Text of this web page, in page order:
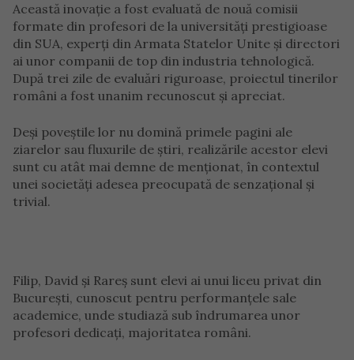
Această inovație a fost evaluată de nouă comisii
formate din profesori de la universități prestigioase
din SUA, experți din Armata Statelor Unite și directori
ai unor companii de top din industria tehnologică.
După trei zile de evaluări riguroase, proiectul tinerilor
români a fost unanim recunoscut și apreciat.
Deși poveștile lor nu domină primele pagini ale
ziarelor sau fluxurile de știri, realizările acestor elevi
sunt cu atât mai demne de menționat, în contextul
unei societăți adesea preocupată de senzațional și
trivial.
Filip, David și Rareș sunt elevi ai unui liceu privat din
București, cunoscut pentru performanțele sale
academice, unde studiază sub îndrumarea unor
profesori dedicați, majoritatea români.